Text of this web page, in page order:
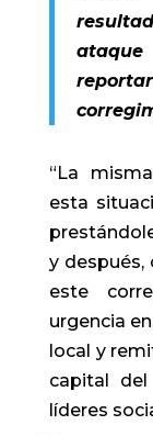
“La
esta
y después,
este
urgencia
local y
capital del
líderes